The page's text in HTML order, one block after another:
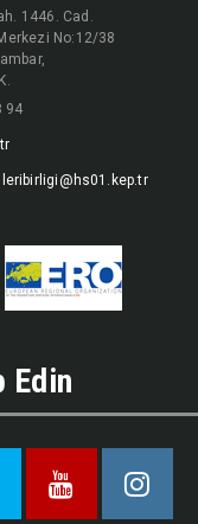
1446. Cad.
No:12/38
94
Edin
Youtube Instagram